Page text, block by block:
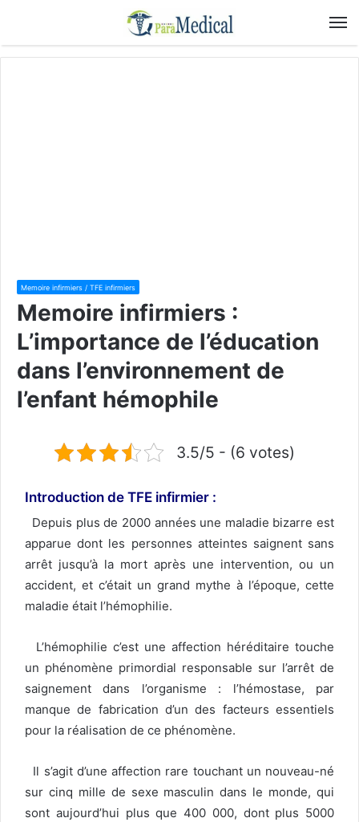
Memoire infirmiers / TFE infirmiers
Memoire infirmiers :
L’importance de l’éducation
dans l’environnement de
l’enfant hémophile
3.5/5 - (6 votes)
Introduction de TFE infirmier :
Depuis plus de 2000 années une maladie bizarre est
apparue dont les personnes atteintes saignent sans
arrêt jusqu’à la mort après une intervention, ou un
accident, et c’était un grand mythe à l’époque, cette
maladie était l’hémophilie.
L’hémophilie c’est une affection héréditaire touche
un phénomène primordial responsable sur l’arrêt de
saignement dans l’organisme : l’hémostase, par
manque de fabrication d’un des facteurs essentiels
pour la réalisation de ce phénomène.
Il s’agit d’une affection rare touchant un nouveau-né
sur cinq mille de sexe masculin dans le monde, qui
sont aujourd’hui plus que 400 000, dont plus 5000